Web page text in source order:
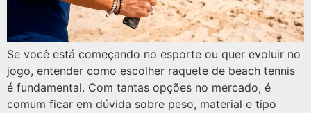
Se você está começando no esporte ou quer evoluir no
jogo, entender como escolher raquete de beach tennis
é fundamental. Com tantas opções no mercado, é
comum ficar em dúvida sobre peso, material e tipo